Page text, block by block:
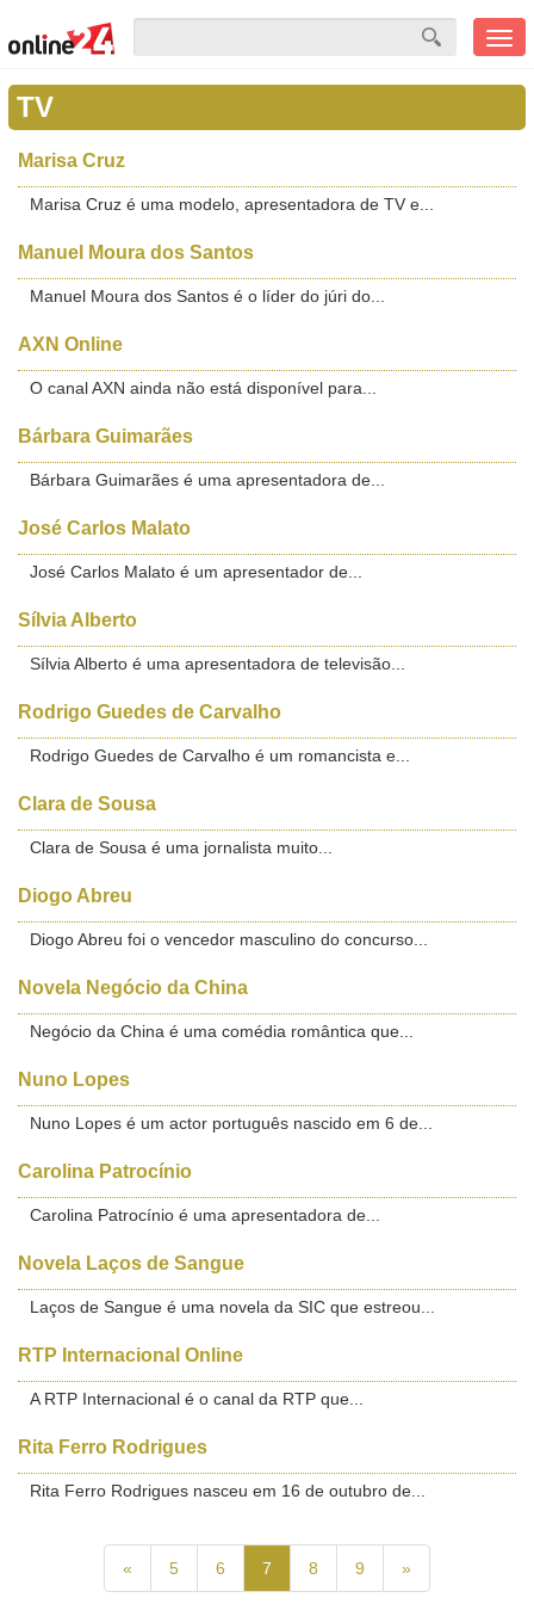
TV
Marisa Cruz
Marisa Cruz é uma modelo, apresentadora de TV e...
Manuel Moura dos Santos
Manuel Moura dos Santos é o líder do júri do...
AXN Online
O canal AXN ainda não está disponível para...
Bárbara Guimarães
Bárbara Guimarães é uma apresentadora de...
José Carlos Malato
José Carlos Malato é um apresentador de...
Sílvia Alberto
Sílvia Alberto é uma apresentadora de televisão...
Rodrigo Guedes de Carvalho
Rodrigo Guedes de Carvalho é um romancista e...
Clara de Sousa
Clara de Sousa é uma jornalista muito...
Diogo Abreu
Diogo Abreu foi o vencedor masculino do concurso...
Novela Negócio da China
Negócio da China é uma comédia romântica que...
Nuno Lopes
Nuno Lopes é um actor português nascido em 6 de...
Carolina Patrocínio
Carolina Patrocínio é uma apresentadora de...
Novela Laços de Sangue
Laços de Sangue é uma novela da SIC que estreou...
RTP Internacional Online
A RTP Internacional é o canal da RTP que...
Rita Ferro Rodrigues
Rita Ferro Rodrigues nasceu em 16 de outubro de...
« 5 6 7 8 9 »